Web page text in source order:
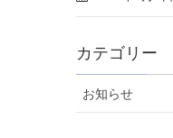
カテゴリー
お知らせ